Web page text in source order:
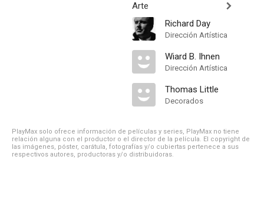
Arte
Richard Day
Dirección Artística
Wiard B. Ihnen
Dirección Artística
Thomas Little
Decorados
PlayMax solo ofrece información de películas y series, PlayMax no tiene
relación alguna con el productor o el director de la película. El copyright de
las imágenes, póster, carátula, fotografías y/o cubiertas pertenece a sus
respectivos autores, productoras y/o distribuidoras.